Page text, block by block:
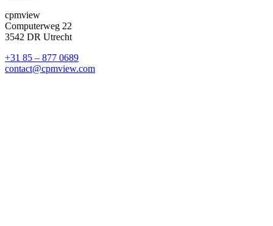
cpmview
Computerweg 22
3542 DR Utrecht
+31 85 – 877 0689
contact@cpmview.com